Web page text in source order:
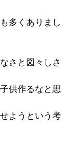
多くありまし
さと図々しさ
供作るなと思
ようという考